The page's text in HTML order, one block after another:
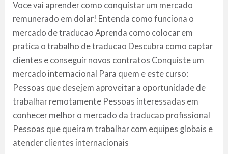
Voce vai aprender como conquistar um mercado
remunerado em dolar! Entenda como funciona o
mercado de traducao Aprenda como colocar em
pratica o trabalho de traducao Descubra como captar
clientes e conseguir novos contratos Conquiste um
mercado internacional Para quem e este curso:
Pessoas que desejem aproveitar a oportunidade de
trabalhar remotamente Pessoas interessadas em
conhecer melhor o mercado da traducao profissional
Pessoas que queiram trabalhar com equipes globais e
atender clientes internacionais